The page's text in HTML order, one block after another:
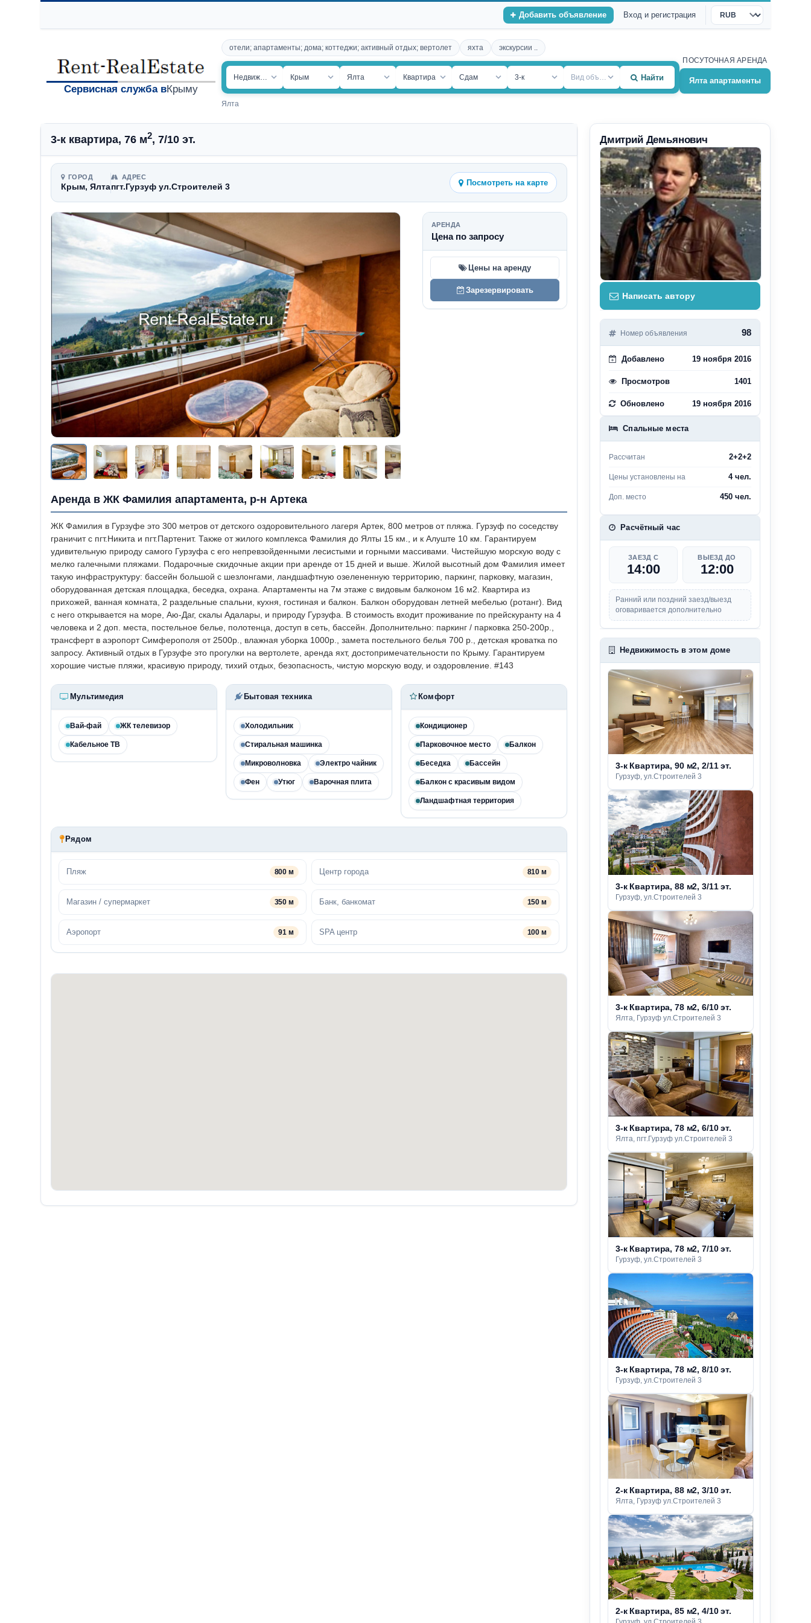
Добавить объявление Вход и регистрация
Валюта
Сервисная служба вКрыму
отели; апартаменты; дома; коттеджи; активный отдых; вертолет яхта экскурсии ..
Недвижимость Крым Ялта Квартира Сдам 3-к Вид объекта Найти
Ялта
ПОСУТОЧНАЯ АРЕНДА
Ялта апартаменты
3-к квартира, 76 м2, 7/10 эт.
ГОРОД
Крым, Ялта
АДРЕС
пгт.Гурзуф ул.Cтроителей 3 Посмотреть на карте
АРЕНДА
Цена по запросу
Цены на аренду
Зарезервировать
Аренда в ЖК Фамилия апартамента, р-н Артека
ЖК Фамилия в Гурзуфе это 300 метров от детского оздоровительного лагеря Артек, 800 метров от пляжа. Гурзуф по соседству
граничит с пгт.Никита и пгт.Партенит. Также от жилого комплекса Фамилия до Ялты 15 км., и к Алуште 10 км. Гарантируем
удивительную природу самого Гурзуфа с его непревзойденными лесистыми и горными массивами. Чистейшую морскую воду с
мелко галечными пляжами. Подарочные скидочные акции при аренде от 15 дней и выше. Жилой высотный дом Фамилия имеет
такую инфраструктуру: бассейн большой с шезлонгами, ландшафтную озелененную территорию, паркинг, парковку, магазин,
оборудованная детская площадка, беседка, охрана. Апартаменты на 7м этаже с видовым балконом 16 м2. Квартира из
прихожей, ванная комната, 2 раздельные спальни, кухня, гостиная и балкон. Балкон оборудован летней мебелью (ротанг). Вид
с него открывается на море, Аю-Даг, скалы Адалары, и природу Гурзуфа. В стоимость входит проживание по прейскуранту на 4
человека и 2 доп. места, постельное белье, полотенца, доступ в сеть, бассейн. Дополнительно: паркинг / парковка 250-200р.,
трансферт в аэропорт Симферополя от 2500р., влажная уборка 1000р., замета постельного белья 700 р., детская кроватка по
запросу. Активный отдых в Гурзуфе это прогулки на вертолете, аренда яхт, достопримечательности по Крыму. Гарантируем
хорошие чистые пляжи, красивую природу, тихий отдых, безопасность, чистую морскую воду, и оздоровление. #143
Мультимедия
Вай-фай ЖК телевизор
Кабельное ТВ
Бытовая техника
Холодильник
Стиральная машинка
Микроволновка Электро чайник
Фен Утюг Варочная плита
Комфорт
Кондиционер
Парковочное место Балкон
Беседка Бассейн
Балкон с красивым видом
Ландшафтная территория
Рядом
Пляж 800 м Центр города 810 м
Магазин / супермаркет 350 м Банк, банкомат 150 м
Аэропорт 91 м SPA центр 100 м
Дмитрий Демьянович
Написать автору
Номер объявления 98
Добавлено 19 ноября 2016
Просмотров 1401
Обновлено 19 ноября 2016
Спальные места
Рассчитан 2+2+2
Цены установлены на 4 чел.
Доп. место 450 чел.
Расчётный час
ЗАЕЗД С
14:00
ВЫЕЗД ДО
12:00
Ранний или поздний заезд/выезд
оговаривается дополнительно
Недвижимость в этом доме
3-к Квартира, 90 м2, 2/11 эт.
Гурзуф, ул.Строителей 3
3-к Квартира, 88 м2, 3/11 эт.
Гурзуф, ул.Строителей 3
3-к Квартира, 78 м2, 6/10 эт.
Ялта, Гурзуф ул.Строителей 3
3-к Квартира, 78 м2, 6/10 эт.
Ялта, пгт.Гурзуф ул.Строителей 3
3-к Квартира, 78 м2, 7/10 эт.
Гурзуф, ул.Строителей 3
3-к Квартира, 78 м2, 8/10 эт.
Гурзуф, ул.Строителей 3
2-к Квартира, 88 м2, 3/10 эт.
Ялта, Гурзуф ул.Строителей 3
2-к Квартира, 85 м2, 4/10 эт.